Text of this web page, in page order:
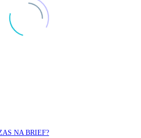
projektów – zarówno od strony
interesujące, zgodne z briefem i
po wybraniu i rozwinięciu
wizerunek kosmetyku…
NA BRIEF?